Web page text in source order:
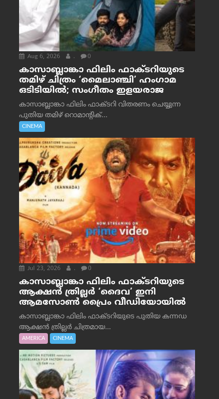
Aug 6, 2026 . 0
കാസാബ്ലാങ്കാ ഫിലിം ഫാക്ടറിയുടെ
തമിഴ് ചിത്രം ‘മൈലാഞ്ചി’ ഹംഗാമ
ഒടിടിയിൽ; സംഗീതം ഇളയരാജ
കാസാബ്ലാങ്കാ ഫിലിം ഫാക്ടറി വിതരണം ചെയ്യുന്ന
പുതിയ തമിഴ് റൊമാന്റിക്...
CINEMA
Jul 23, 2026 . 0
കാസാബ്ലാങ്കാ ഫിലിം ഫാക്ടറിയുടെ
ആക്ഷൻ ത്രില്ലർ ‘ദൈവ’ ഇനി
ആമസോൺ പ്രൈം വീഡിയോയിൽ
കാസാബ്ലാങ്കാ ഫിലിം ഫാക്ടറിയുടെ പുതിയ കന്നഡ
ആക്ഷൻ ത്രില്ലർ ചിത്രമായ...
AMERICA CINEMA